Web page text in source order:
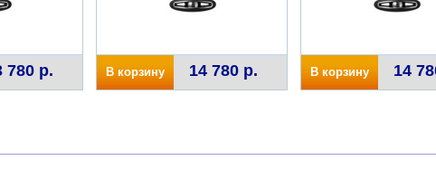
780 р. В корзину 14 780 р. В корзину 14